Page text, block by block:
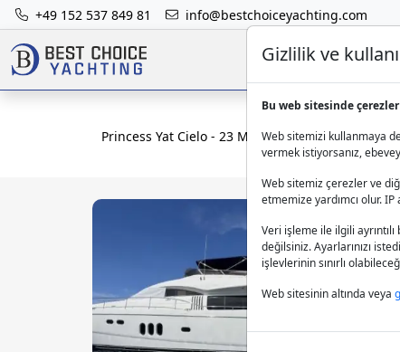
+49 152 537 849 81 info@bestchoiceyachting.com
Princess Yat Cielo - 23 M Motoryat Kiralama
Gizlilik ve
Bu web sitesinde
Web sitemizi kullanmaya
vermek istiyorsanız,
Web sitemiz çerezler ve
etmemize yardımcı olur.
Veri işleme ile ilgili
değilsiniz. Ayarlarınızı
işlevlerinin sınırlı
Web sitesinin altında veya